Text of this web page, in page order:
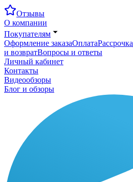
Отзывы
О компании
Покупателям
Оформление заказаОплатаРассрочка
и возвратВопросы и ответы
Личный кабинет
Контакты
Видеообзоры
Блог и обзоры